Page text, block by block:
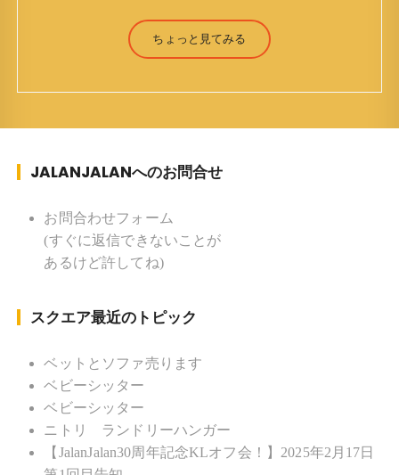
（Jun Yamamori） 生年月日 ：1959年7月4日(61
才) 生まれ ：香港(3才まで) 育
ク ソフトボール
督 BKKソフトボール「おぼんこ
ぼん 」監督 マレーシア歴：1991年から31年目 タ
イ歴 ：2001年から21年目
ちょっと見てみる
JALANJALANへのお問合せ
お問合わせフォーム
(すぐに返信できないことが
あるけど許してね)
スクエア最近のトピック
ベットとソファ売ります
ベビーシッター
ベビーシッター
ニトリ ランドリーハンガー
【JalanJalan30周年記念KLオフ会！】2025年2月17日